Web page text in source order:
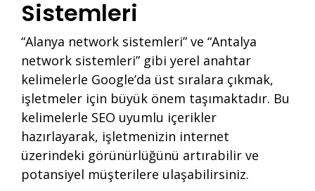
Sistemleri
“Alanya network sistemleri” ve “Antalya
network sistemleri” gibi yerel anahtar
kelimelerle Google’da üst sıralara çıkmak,
işletmeler için büyük önem taşımaktadır. Bu
kelimelerle SEO uyumlu içerikler
hazırlayarak, işletmenizin internet
üzerindeki görünürlüğünü artırabilir ve
potansiyel müşterilere ulaşabilirsiniz.